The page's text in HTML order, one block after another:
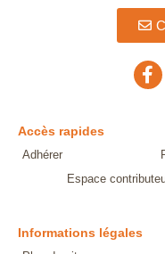
Accès rapides
Adhérer
Espace
Informations légales